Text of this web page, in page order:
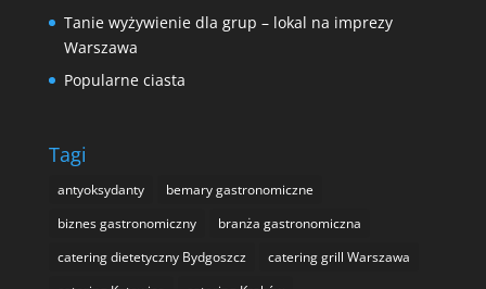
Tanie wyżywienie dla grup – lokal na imprezy
Warszawa
Popularne ciasta
Tagi
antyoksydanty
bemary gastronomiczne
biznes gastronomiczny
branża gastronomiczna
catering dietetyczny Bydgoszcz
catering grill Warszawa